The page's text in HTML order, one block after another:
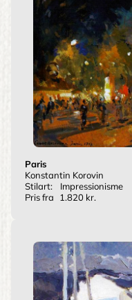
Paris
Konstantin Korovin
Stilart:
Impressionisme
Pris fra
1.820 kr.